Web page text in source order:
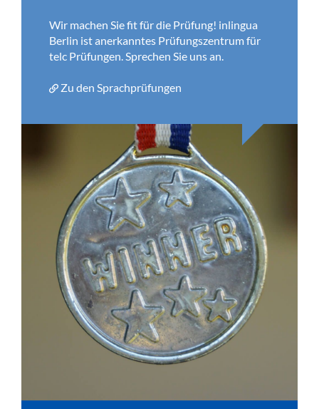
Wir machen Sie fit für die Prüfung! inlingua
Berlin ist anerkanntes Prüfungszentrum für
telc Prüfungen. Sprechen Sie uns an.
Zu den Sprachprüfungen